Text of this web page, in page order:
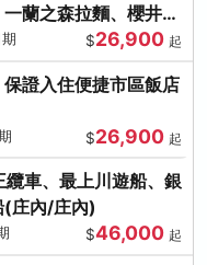
蘭之森拉麵、櫻井二
$26,900 起
證入住便捷市區飯店
$26,900 起
車、最上川遊船、銀
(庄內/庄內)
$46,000 起